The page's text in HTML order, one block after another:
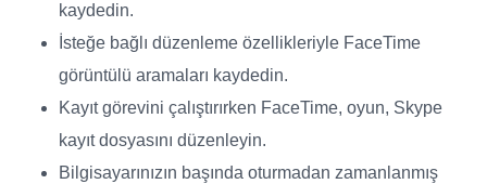
kaydedin.
İsteğe bağlı düzenleme özellikleriyle FaceTime
görüntülü aramaları kaydedin.
Kayıt görevini çalıştırırken FaceTime, oyun, Skype
kayıt dosyasını düzenleyin.
Bilgisayarınızın başında oturmadan zamanlanmış